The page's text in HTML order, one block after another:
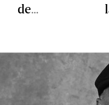
de